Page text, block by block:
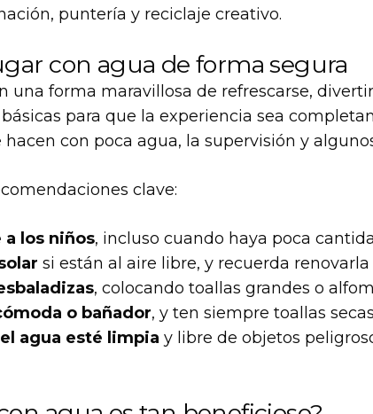
puntería y reciclaje creativo.
con agua de forma segura
una forma maravillosa de refrescarse,
para que la experiencia sea
con poca agua, la supervisión y
clave:
a los niños, incluso cuando haya poca
si están al aire libre, y recuerda
, colocando toallas grandes o
o bañador, y ten siempre toallas
agua esté limpia y libre de objetos